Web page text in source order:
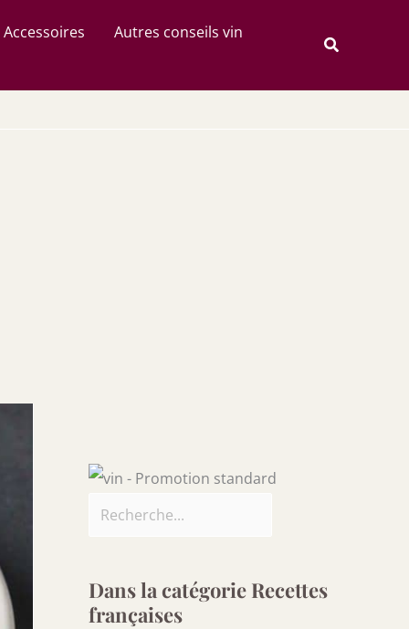
Accessoires Autres conseils vin
Rechercher
Dans la catégorie Recettes
françaises